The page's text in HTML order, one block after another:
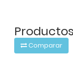
Comparar